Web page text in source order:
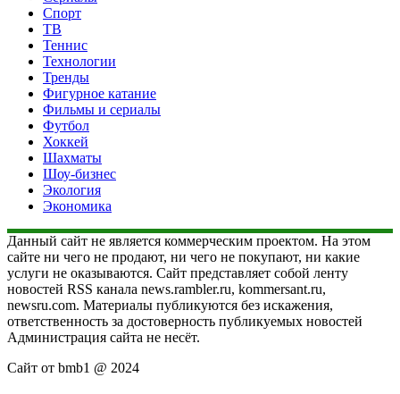
Спорт
ТВ
Теннис
Технологии
Тренды
Фигурное катание
Фильмы и сериалы
Футбол
Хоккей
Шахматы
Шоу-бизнес
Экология
Экономика
Данный сайт не является коммерческим проектом. На этом
сайте ни чего не продают, ни чего не покупают, ни какие
услуги не оказываются. Сайт представляет собой ленту
новостей RSS канала news.rambler.ru, kommersant.ru,
newsru.com. Материалы публикуются без искажения,
ответственность за достоверность публикуемых новостей
Администрация сайта не несёт.
Сайт от bmb1 @ 2024